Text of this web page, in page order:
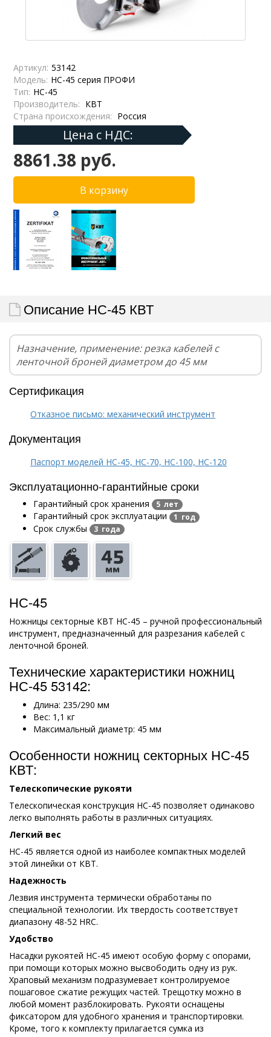
Артикул: 53142
Модель: НС-45 серия ПРОФИ
Тип: НС-45
Производитель: КВТ
Страна происхождения: Россия
Цена с НДС:
8861.38 руб.
Описание НС-45 КВТ
Назначение, применение: резка кабелей с
ленточной броней диаметром до 45 мм
Сертификация
Отказное письмо: механический инструмент
Документация
Паспорт моделей НС-45, НС-70, НС-100, НС-120
Эксплуатационно-гарантийные сроки
Гарантийный срок хранения 5 лет
Гарантийный срок эксплуатации 1 год
Срок службы 3 года
НС-45
Ножницы секторные КВТ НС-45 – ручной профессиональный
инструмент, предназначенный для разрезания кабелей с
ленточной броней.
Технические характеристики ножниц
НС-45 53142:
Длина: 235/290 мм
Вес: 1,1 кг
Максимальный диаметр: 45 мм
Особенности ножниц секторных НС-45
КВТ:
Телескопические рукояти
Телескопическая конструкция НС-45 позволяет одинаково
легко выполнять работы в различных ситуациях.
Легкий вес
НС-45 является одной из наиболее компактных моделей
этой линейки от КВТ.
Надежность
Лезвия инструмента термически обработаны по
специальной технологии. Их твердость соответствует
диапазону 48-52 HRC.
Удобство
Насадки рукоятей НС-45 имеют особую форму с опорами,
при помощи которых можно высвободить одну из рук.
Храповый механизм подразумевает контролируемое
пошаговое сжатие режущих частей. Трещотку можно в
любой момент разблокировать. Рукояти оснащены
фиксатором для удобного хранения и транспортировки.
Кроме, того к комплекту прилагается сумка из